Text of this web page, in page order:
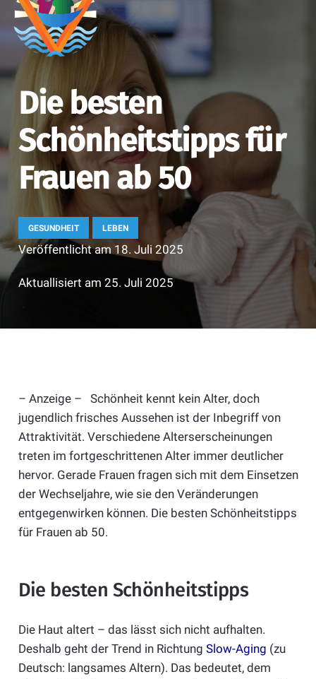
Die besten
Schönheitstipps für
Frauen ab 50
GESUNDHEIT LEBEN
Veröffentlicht am 18. Juli 2025
Aktuallisiert am 25. Juli 2025
– Anzeige – Schönheit kennt kein Alter, doch
jugendlich frisches Aussehen ist der Inbegriff von
Attraktivität. Verschiedene Alterserscheinungen
treten im fortgeschrittenen Alter immer deutlicher
hervor. Gerade Frauen fragen sich mit dem Einsetzen
der Wechseljahre, wie sie den Veränderungen
entgegenwirken können. Die besten Schönheitstipps
für Frauen ab 50.
Die besten Schönheitstipps
Die Haut altert – das lässt sich nicht aufhalten.
Deshalb geht der Trend in Richtung Slow-Aging (zu
Deutsch: langsames Altern). Das bedeutet, dem